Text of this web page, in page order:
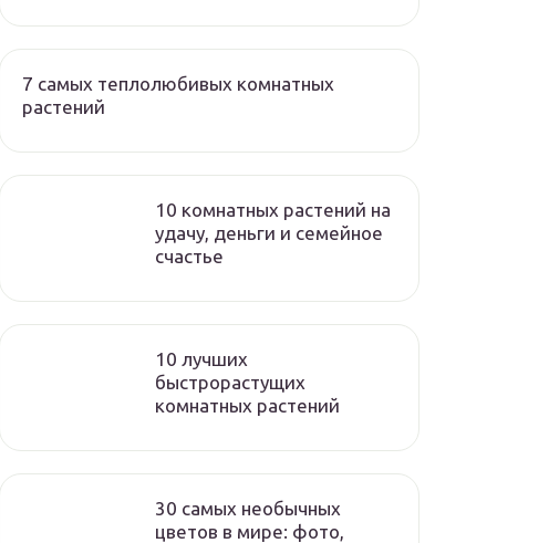
7 самых теплолюбивых комнатных
растений
10 комнатных растений на
удачу, деньги и семейное
счастье
10 лучших
быстрорастущих
комнатных растений
30 самых необычных
цветов в мире: фото,